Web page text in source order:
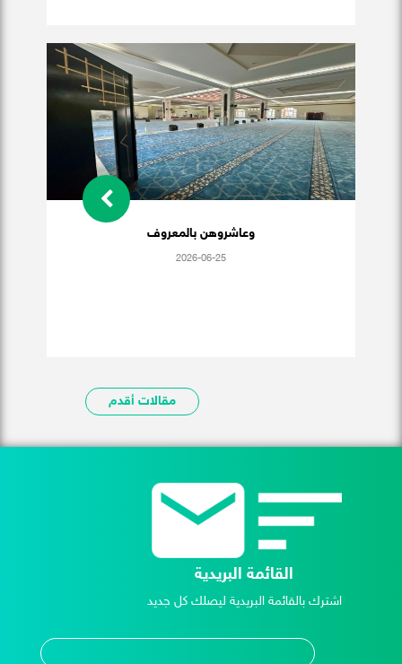
وعاشروهن بالمعروف
2026-06-25
مقالات أقدم
القائمة البريدية
اشترك بالقائمة البريدية ليصلك كل جديد